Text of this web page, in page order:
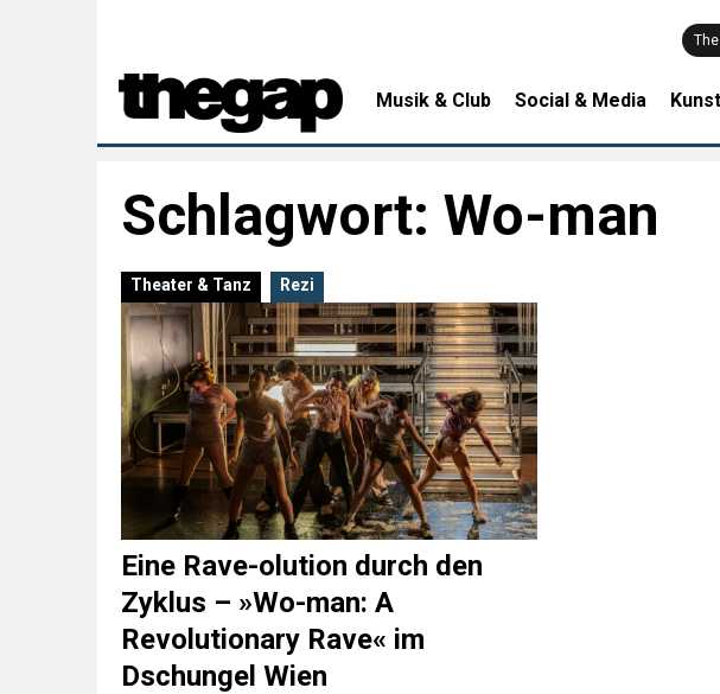
Musik & Club Social & Media Kunst
Schlagwort: Wo-man
Theater & Tanz Rezi
Eine Rave-olution durch den
Zyklus – »Wo-man: A
Revolutionary Rave« im
Dschungel Wien